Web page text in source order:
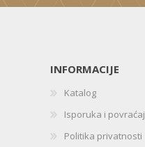
INFORMACIJE
Katalog
Isporuka i povraćaj
Politika privatnosti